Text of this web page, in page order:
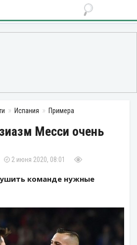
Испания Примера
Месси очень
2 июня 2020, 08:01
команде нужные